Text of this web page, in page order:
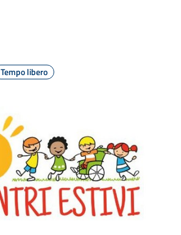
Tempo libero